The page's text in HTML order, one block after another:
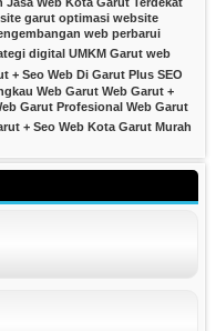
garut optimasi website
web perbarui
digital UMKM Garut web
+ Seo Web Di Garut Plus SEO
Web Garut Web Garut +
Garut Profesional Web Garut
+ Seo Web Kota Garut Murah